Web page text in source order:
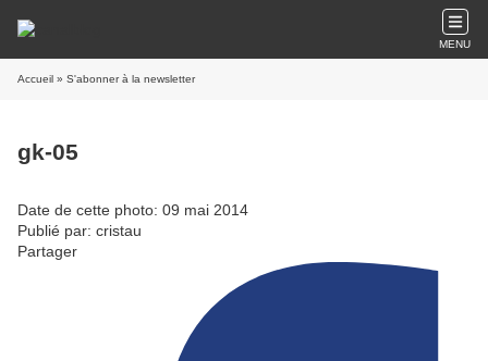
MENU
Accueil » S'abonner à la newsletter
gk-05
Date de cette photo: 09 mai 2014
Publié par: cristau
Partager